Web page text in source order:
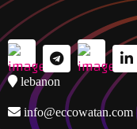
lebanon
info@eccowatan.com